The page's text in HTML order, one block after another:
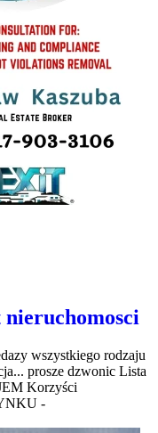
nieruchomosci
wszystkiego rodzaju
prosze dzwonic Lista
Korzyści
-